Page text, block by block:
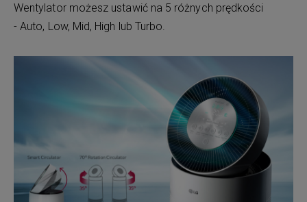
Wentylator możesz ustawić na 5 różnych prędkości
- Auto, Low, Mid, High lub Turbo.